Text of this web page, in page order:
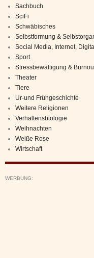
Sachbuch
SciFi
Schwäbisches
Selbstformung &
Social Media, Internet,
Sport
Stressbewältigung &
Theater
Tiere
Ur-und Frühgeschichte
Weitere Religionen
Verhaltensbiologie
Weihnachten
Weiße Rose
Wirtschaft
WERBUNG: